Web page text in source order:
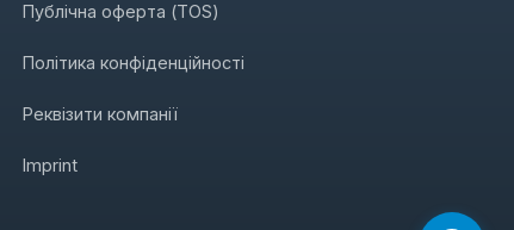
Публічна оферта (TOS)
Політика конфіденційності
Реквізити компанії
Imprint